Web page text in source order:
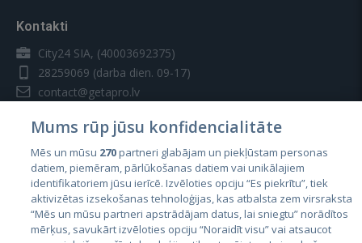
Kontakti
City24 SIA, (40003692375)
28259069 (darba dien. 09-17)
contact@getapro.lv
Valstis
Igaunija
Latvija
Mums rūp jūsu konfidencialitāte
Mēs un mūsu 270partneri glabājam un piekļūstam personas
datiem, piemēram, pārlūkošanas datiem vai unikālajiem
identifikatoriem jūsu ierīcē. Izvēloties opciju “Es piekrītu”, tiek
aktivizētas izsekošanas tehnoloģijas, kas atbalsta zem virsraksta
“Mēs un mūsu partneri apstrādājam datus, lai sniegtu” norādītos
mērķus, savukārt izvēloties opciju “Noraidīt visu” vai atsaucot